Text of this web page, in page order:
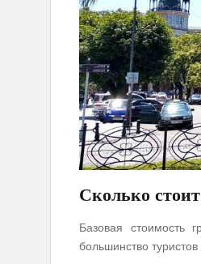
Сколько
Базовая стоимость
большинство